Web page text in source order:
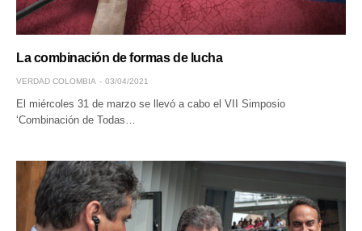
La combinación de formas de lucha
VERDAD COLOMBIA 03/04/2021
El miércoles 31 de marzo se llevó a cabo el VII Simposio
‘Combinación de Todas…